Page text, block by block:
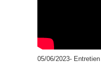
05/06/2023-